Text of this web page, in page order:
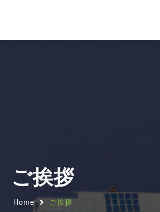
ご挨拶
Home ご挨拶